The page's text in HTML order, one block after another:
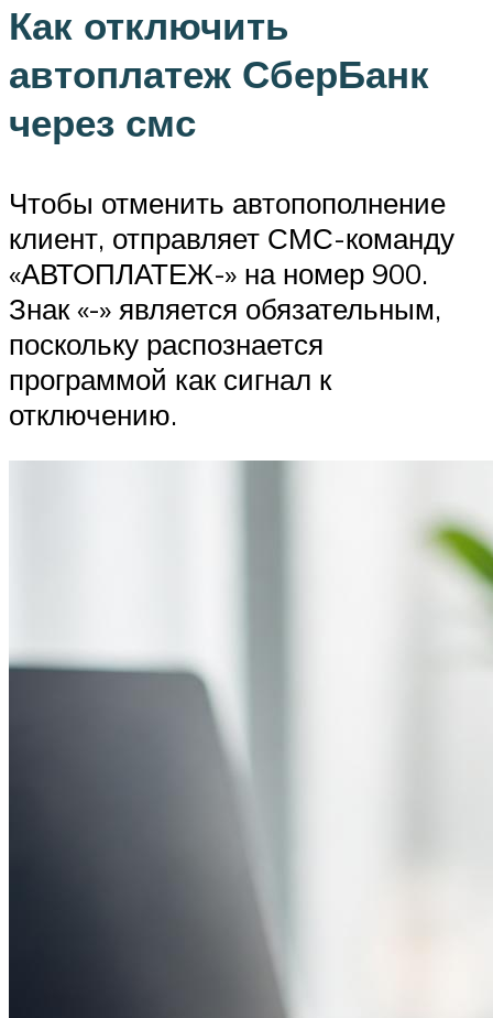
Как отключить
автоплатеж СберБанк
через смс
Чтобы отменить автопополнение
клиент, отправляет СМС-команду
«АВТОПЛАТЕЖ-» на номер 900.
Знак «-» является обязательным,
поскольку распознается
программой как сигнал к
отключению.